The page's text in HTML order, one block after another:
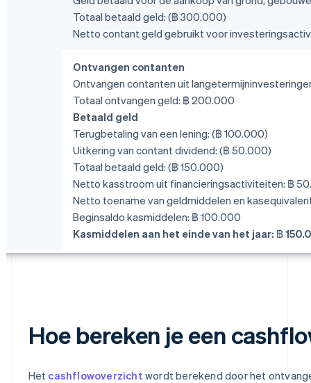
Totaal betaald geld: (฿ 300.000)
Netto contant geld gebruikt voor
Ontvangen contanten
Ontvangen contanten uit
Totaal ontvangen geld: ฿ 200.000
Betaald geld
Terugbetaling van een lening: (฿ 100.000)
Uitkering van contant dividend: (฿ 50.000)
Totaal betaald geld: (฿ 150.000)
Netto kasstroom uit financieringsactiviteiten: ฿
Netto toename van geldmiddelen en
Beginsaldo kasmiddelen: ฿ 100.000
Kasmiddelen aan het einde van het jaar: ฿
Hoe bereken je een
Het cashflowoverzicht wordt berekend door het